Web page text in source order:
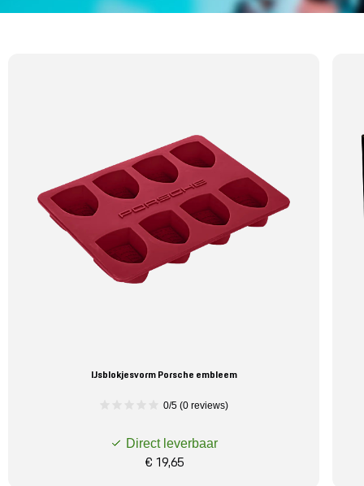
IJsblokjesvorm Porsche embleem
0/5 (0 reviews)
Direct leverbaar
€ 19,65